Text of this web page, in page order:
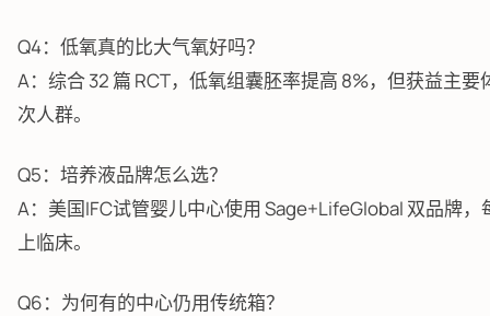
Q4：低氧真的比大气氧好吗？
A：综合 32 篇 RCT，低氧组囊胚率提高 8%，但获益主
次人群。
Q5：培养液品牌怎么选？
A：美国IFC试管婴儿中心使用 Sage+LifeGlobal 双品牌
上临床。
Q6：为何有的中心仍用传统箱？